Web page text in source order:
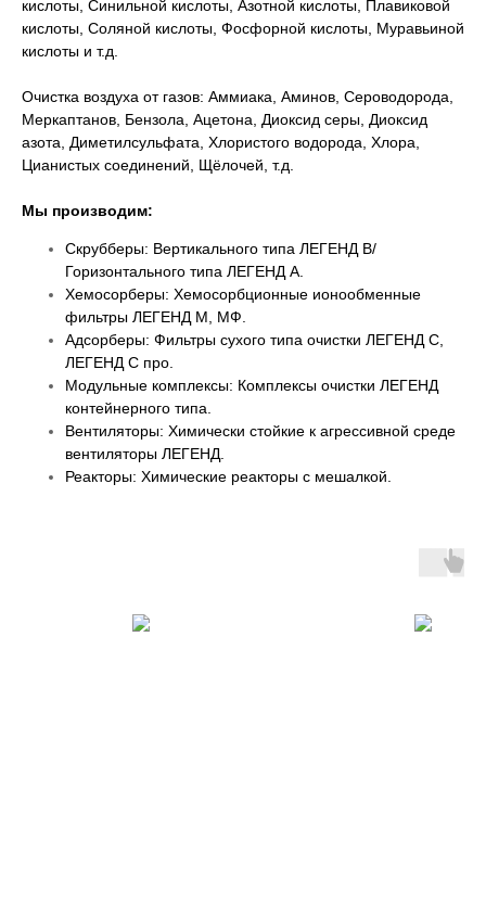
кислоты, Синильной кислоты, Азотной кислоты, Плавиковой
кислоты, Соляной кислоты, Фосфорной кислоты, Муравьиной
кислоты и т.д.
Очистка воздуха от газов: Аммиака, Аминов, Сероводорода,
Меркаптанов, Бензола, Ацетона, Диоксид серы, Диоксид
азота, Диметилсульфата, Хлористого водорода, Хлора,
Цианистых соединений, Щёлочей, т.д.
Мы производим:
Скрубберы: Вертикального типа ЛЕГЕНД В/
Горизонтального типа ЛЕГЕНД А.
Хемосорберы: Хемосорбционные ионообменные
фильтры ЛЕГЕНД М, МФ.
Адсорберы: Фильтры сухого типа очистки ЛЕГЕНД С,
ЛЕГЕНД С про.
Модульные комплексы: Комплексы очистки ЛЕГЕНД
контейнерного типа.
Вентиляторы: Химически стойкие к агрессивной среде
вентиляторы ЛЕГЕНД.
Реакторы: Химические реакторы с мешалкой.